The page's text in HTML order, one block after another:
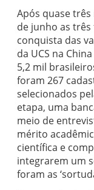
Após quase três
de junho as
conquista das
da UCS na
5,2 mil
foram 267
selecionados
etapa, uma
meio de
mérito
científica e
integrarem um
foram as